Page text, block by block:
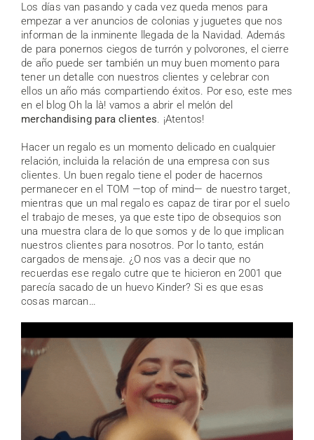
Los días van pasando y cada vez queda menos para
empezar a ver anuncios de colonias y juguetes que nos
informan de la inminente llegada de la Navidad. Además
de para ponernos ciegos de turrón y polvorones, el cierre
de año puede ser también un muy buen momento para
tener un detalle con nuestros clientes y celebrar con
ellos un año más compartiendo éxitos. Por eso, este mes
en el blog Oh la là! vamos a abrir el melón del
merchandising para clientes. ¡Atentos!
Hacer un regalo es un momento delicado en cualquier
relación, incluida la relación de una empresa con sus
clientes. Un buen regalo tiene el poder de hacernos
permanecer en el TOM —top of mind— de nuestro target,
mientras que un mal regalo es capaz de tirar por el suelo
el trabajo de meses, ya que este tipo de obsequios son
una muestra clara de lo que somos y de lo que implican
nuestros clientes para nosotros. Por lo tanto, están
cargados de mensaje. ¿O nos vas a decir que no
recuerdas ese regalo cutre que te hicieron en 2001 que
parecía sacado de un huevo Kinder? Si es que esas
cosas marcan…